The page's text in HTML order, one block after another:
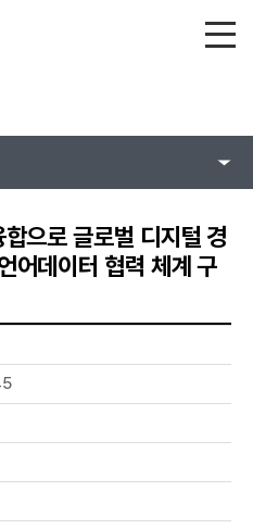
으로 글로벌 디지털 경
어데이터 협력 체계 구